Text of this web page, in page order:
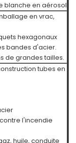
blanche en aérosol
en vrac,
hexagonaux
bandes d'acier.
de grandes tailles.
tubes en
l'incendie
huile, conduite